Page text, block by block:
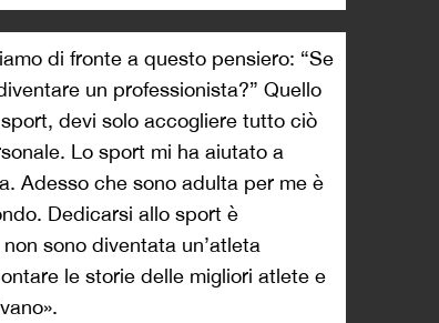
di fronte a questo pensiero: “Se
un professionista?” Quello
devi solo accogliere tutto ciò
Lo sport mi ha aiutato a
Adesso che sono adulta per me è
Dedicarsi allo sport è
sono diventata un’atleta
le storie delle migliori atlete e